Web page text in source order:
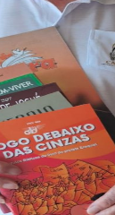
ele aparece
“Alegra-
(Ex
o horizonte
de Deus.
Quer